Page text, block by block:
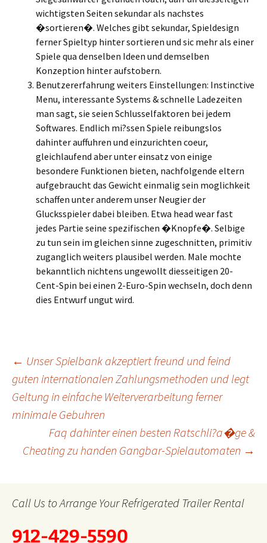
wichtigsten Seiten sekundar als nachstes
�sortieren�. Welches gibt sekundar, Spieldesign
ferner Spieltyp hinter sortieren und sic mehr als einer
Spiele qua denselben Ideen und demselben
Konzeption hinter aufstobern.
Benutzererfahrung weiters Einstellungen: Instinctive
Menu, interessante Systems & schnelle Ladezeiten
man sagt, sie seien Schlusselfaktoren bei jedem
Softwares. Endlich mi?ssen Spiele reibungslos
dahinter auffuhren und einzurichten coeur,
gleichlaufend aber unter einsatz von einige
besondere Funktionen bieten, nachfolgende eltern
aufgebraucht das Gewicht einmalig sein moglichkeit
schaffen unter anderem unser Neugier der
Glucksspieler dabei bleiben. Etwa head wear fast
jedes Partie seine spezifischen �Knopfe�. Selbige
zu tun sein im gleichen sinne zugeschnitten, primitiv
zuganglich weiters plausibel werden. Male mochte
bekanntlich nichtens ungewollt diesseitigen 20-
Cent-Spin bei einen 2-Euro-Spin wechseln, doch denn
dies Entwurf ungut wird.
Post
navigation
← Unser Spielbank akzeptiert freund und feind
guten internationalen Zahlungsmethoden und legt
Geltung in einfache Weiterverarbeitung ferner
minimale Gebuhren
Faq dahinter einen besten Ratschli?a�ge &
Cheating zu handen Gangbar-Spielautomaten →
Call Us to Arrange Your Refrigerated Trailer Rental
912-429-5590